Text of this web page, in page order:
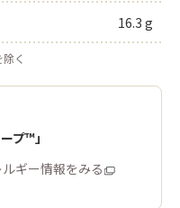
16.3 g
く
プ™」
ギー情報をみる